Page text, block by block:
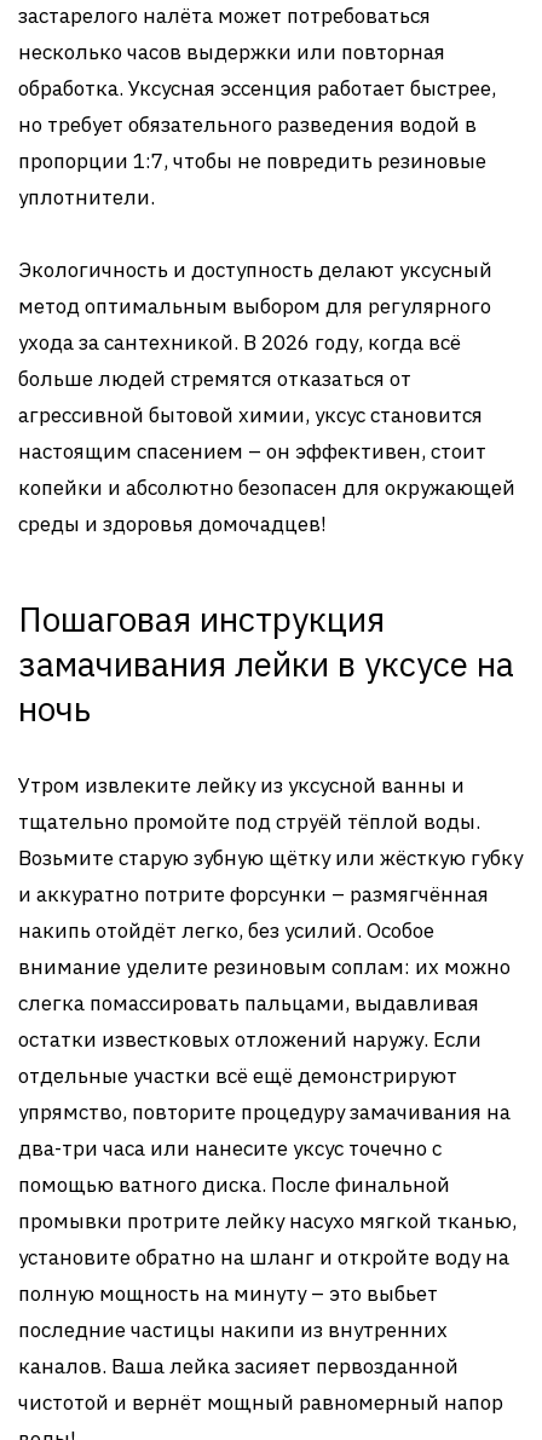
застарелого налёта может потребоваться
несколько часов выдержки или повторная
обработка. Уксусная эссенция работает быстрее,
но требует обязательного разведения водой в
пропорции 1:7, чтобы не повредить резиновые
уплотнители.
Экологичность и доступность делают уксусный
метод оптимальным выбором для регулярного
ухода за сантехникой. В 2026 году, когда всё
больше людей стремятся отказаться от
агрессивной бытовой химии, уксус становится
настоящим спасением – он эффективен, стоит
копейки и абсолютно безопасен для окружающей
среды и здоровья домочадцев!
Пошаговая инструкция
замачивания лейки в уксусе на
ночь
Утром извлеките лейку из уксусной ванны и
тщательно промойте под струёй тёплой воды.
Возьмите старую зубную щётку или жёсткую губку
и аккуратно потрите форсунки – размягчённая
накипь отойдёт легко, без усилий. Особое
внимание уделите резиновым соплам: их можно
слегка помассировать пальцами, выдавливая
остатки известковых отложений наружу. Если
отдельные участки всё ещё демонстрируют
упрямство, повторите процедуру замачивания на
два-три часа или нанесите уксус точечно с
помощью ватного диска. После финальной
промывки протрите лейку насухо мягкой тканью,
установите обратно на шланг и откройте воду на
полную мощность на минуту – это выбьет
последние частицы накипи из внутренних
каналов. Ваша лейка засияет первозданной
чистотой и вернёт мощный равномерный напор